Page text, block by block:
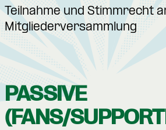
Teilnahme und Stimmrecht
Mitgliederversammlung
PASSIVE
(FANS/